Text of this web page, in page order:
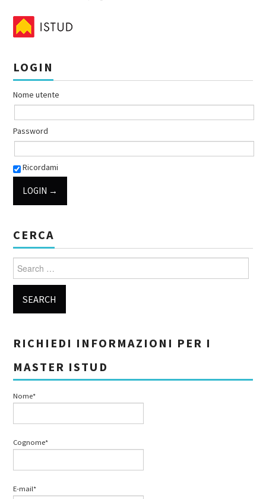
LOGIN
Nome utente
Password
Ricordami
CERCA
Search for:
RICHIEDI INFORMAZIONI PER I
MASTER ISTUD
Nome*
Cognome*
E-mail*